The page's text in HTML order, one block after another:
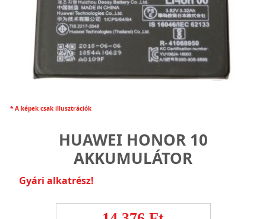
* A képek csak illusztrációk
HUAWEI HONOR 10
AKKUMULÁTOR
Gyári alkatrész!